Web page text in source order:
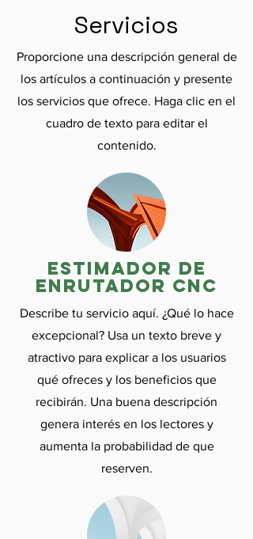
Servicios
Proporcione una descripción general de
los artículos a continuación y presente
los servicios que ofrece. Haga clic en el
cuadro de texto para editar el
contenido.
Estimador de
enrutador CNC
Describe tu servicio aquí. ¿Qué lo hace
excepcional? Usa un texto breve y
atractivo para explicar a los usuarios
qué ofreces y los beneficios que
recibirán. Una buena descripción
genera interés en los lectores y
aumenta la probabilidad de que
reserven.